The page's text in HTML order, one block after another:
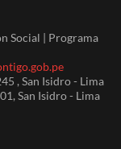
Social | Programa
, San Isidro - Lima
San Isidro - Lima